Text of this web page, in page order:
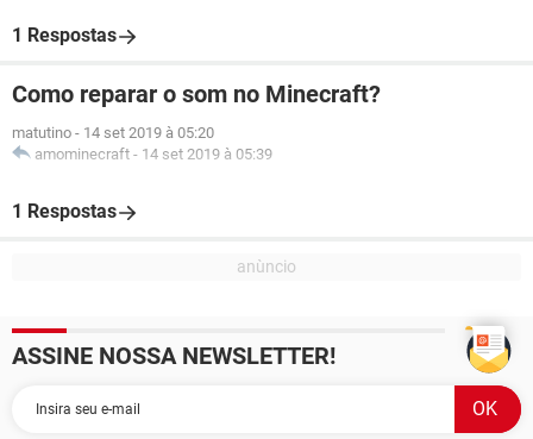
1 Respostas
Como reparar o som no Minecraft?
matutino - 14 set 2019 à 05:20
amominecraft - 14 set 2019 à 05:39
1 Respostas
ASSINE NOSSA NEWSLETTER!